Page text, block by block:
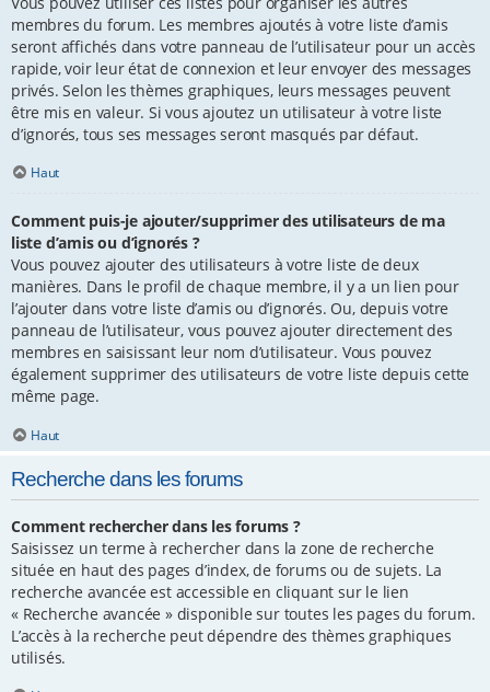
membres du forum. Les membres ajoutés à votre liste d’amis
seront affichés dans votre panneau de l’utilisateur pour un accès
rapide, voir leur état de connexion et leur envoyer des messages
privés. Selon les thèmes graphiques, leurs messages peuvent
être mis en valeur. Si vous ajoutez un utilisateur à votre liste
d’ignorés, tous ses messages seront masqués par défaut.
Haut
Comment puis-je ajouter/supprimer des utilisateurs de ma
liste d’amis ou d’ignorés ?
Vous pouvez ajouter des utilisateurs à votre liste de deux
manières. Dans le profil de chaque membre, il y a un lien pour
l’ajouter dans votre liste d’amis ou d’ignorés. Ou, depuis votre
panneau de l’utilisateur, vous pouvez ajouter directement des
membres en saisissant leur nom d’utilisateur. Vous pouvez
également supprimer des utilisateurs de votre liste depuis cette
même page.
Haut
Recherche dans les forums
Comment rechercher dans les forums ?
Saisissez un terme à rechercher dans la zone de recherche
située en haut des pages d’index, de forums ou de sujets. La
recherche avancée est accessible en cliquant sur le lien
« Recherche avancée » disponible sur toutes les pages du forum.
L’accès à la recherche peut dépendre des thèmes graphiques
utilisés.